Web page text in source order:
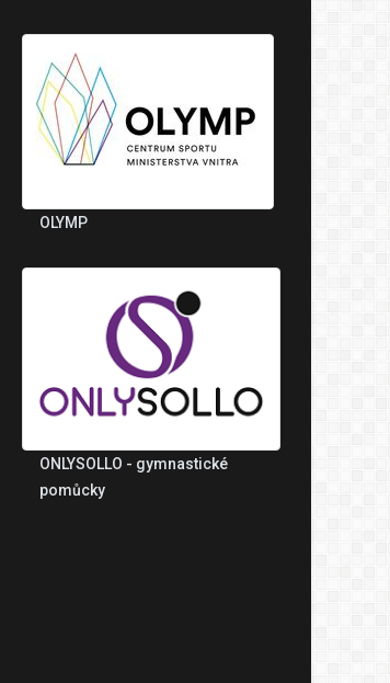
OLYMP
ONLYSOLLO - gymnastické
pomůcky